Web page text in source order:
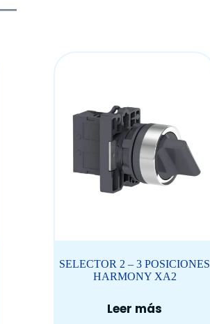
SELECTOR 2 – 3 POSICIONES
HARMONY XA2
Leer más